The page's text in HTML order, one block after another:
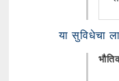
या सुविधेचा